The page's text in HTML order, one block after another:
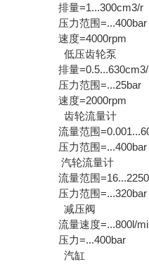
排量=1...300cm3/r
压力范围=...400bar
速度=4000rpm
低压齿轮泵
排量
压力范围=...25bar
速度=2000rpm
齿轮流量计
流量范围
压力范围=...400bar
汽轮流量计
流量范围
压力范围=...320bar
减压阀
流量速度=...800l/
压力=...400bar
汽缸